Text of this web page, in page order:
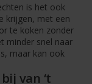
is het ook
krijgen, met een
te koken zonder
minder snel naar
maar kan ook
van ‘t